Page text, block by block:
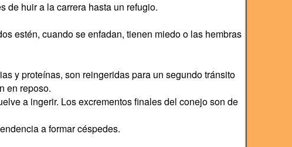
de huir a la carrera hasta un refugio.
estén, cuando se enfadan, tienen miedo o las hembras
y proteínas, son reingeridas para un segundo tránsito
en reposo.
a ingerir. Los excrementos finales del conejo son de
a formar céspedes.